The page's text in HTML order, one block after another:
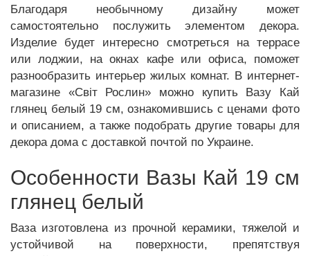
Благодаря необычному дизайну может
самостоятельно послужить элементом декора.
Изделие будет интересно смотреться на террасе
или лоджии, на окнах кафе или офиса, поможет
разнообразить интерьер жилых комнат. В интернет-
магазине «Світ Рослин» можно купить Вазу Кай
глянец белый 19 см, ознакомившись с ценами фото
и описанием, а также подобрать другие товары для
декора дома с доставкой почтой по Украине.
Особенности Вазы Кай 19 см
глянец белый
Ваза изготовлена из прочной керамики, тяжелой и
устойчивой на поверхности, препятствуя